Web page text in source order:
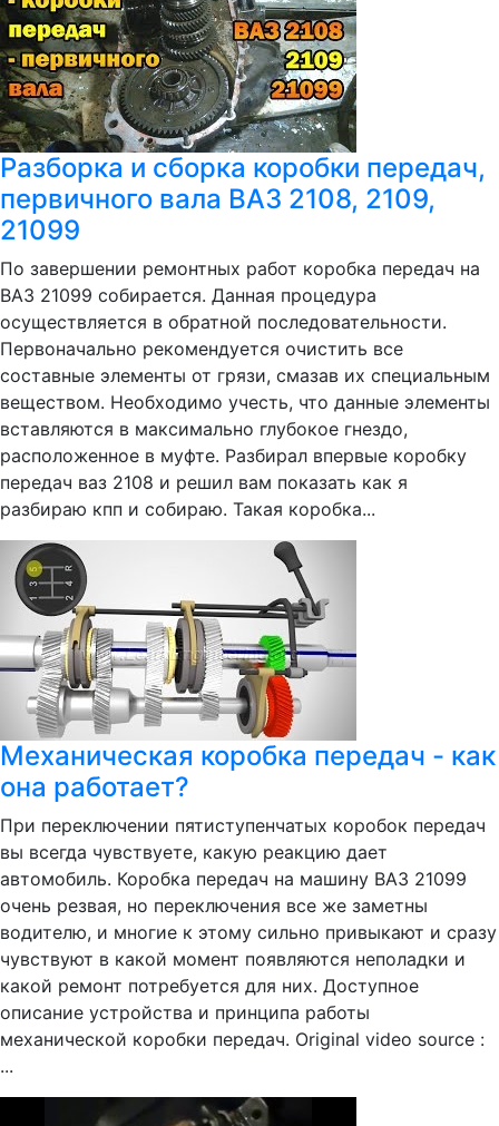
Разборка и сборка коробки передач,
первичного вала ВАЗ 2108, 2109,
21099
По завершении ремонтных работ коробка передач на
ВАЗ 21099 собирается. Данная процедура
осуществляется в обратной последовательности.
Первоначально рекомендуется очистить все
составные элементы от грязи, смазав их специальным
веществом. Необходимо учесть, что данные элементы
вставляются в максимально глубокое гнездо,
расположенное в муфте. Разбирал впервые коробку
передач ваз 2108 и решил вам показать как я
разбираю кпп и собираю. Такая коробка...
Механическая коробка передач - как
она работает?
При переключении пятиступенчатых коробок передач
вы всегда чувствуете, какую реакцию дает
автомобиль. Коробка передач на машину ВАЗ 21099
очень резвая, но переключения все же заметны
водителю, и многие к этому сильно привыкают и сразу
чувствуют в какой момент появляются неполадки и
какой ремонт потребуется для них. Доступное
описание устройства и принципа работы
механической коробки передач. Original video source :
...